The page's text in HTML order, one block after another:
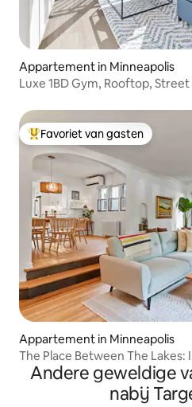
Appartement in Minneapolis
Luxe 1BD Gym, Rooftop, Street
Topfavoriet van gasten
Favoriet van gasten
Appartement in Minneapolis
The Place Between The Lakes:
Andere geweldige
nabij